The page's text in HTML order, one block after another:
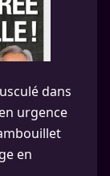
dans
urgence
en